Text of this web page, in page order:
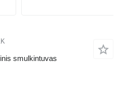
smulkintuvas